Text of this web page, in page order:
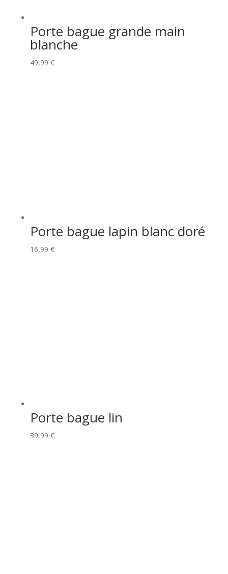
Porte bague grande main
blanche
49,99 €
Porte bague lapin blanc doré
16,99 €
Porte bague lin
39,99 €